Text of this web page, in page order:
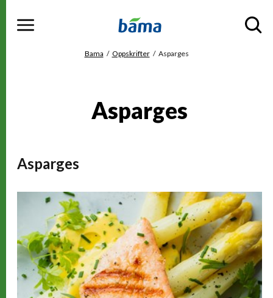
Meny
Du er her
Bama Oppskrifter Asparges
Asparges
Asparges